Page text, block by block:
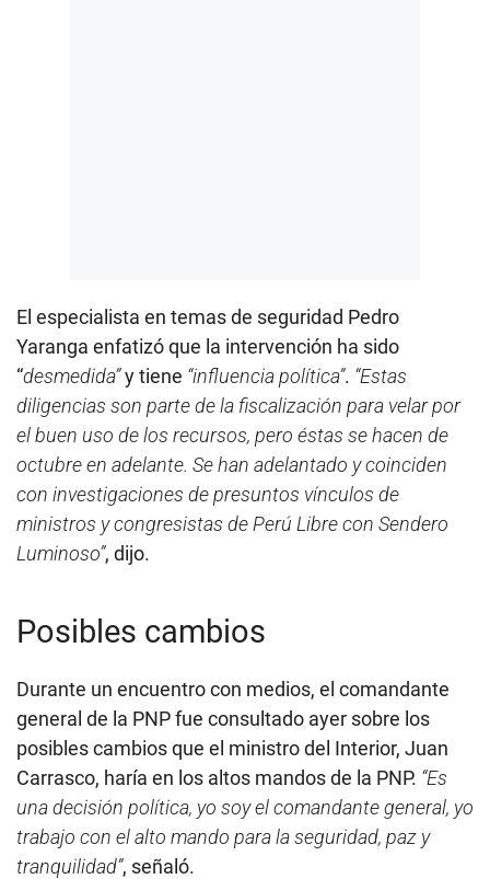
El especialista en temas de seguridad Pedro
Yaranga enfatizó que la intervención ha sido
“desmedida”y tiene “influencia política”. “Estas
diligencias son parte de la fiscalización para velar por
el buen uso de los recursos, pero éstas se hacen de
octubre en adelante. Se han adelantado y coinciden
con investigaciones de presuntos vínculos de
ministros y congresistas de Perú Libre con Sendero
Luminoso”, dijo.
Posibles cambios
Durante un encuentro con medios, el comandante
general de la PNP fue consultado ayer sobre los
posibles cambios que el ministro del Interior, Juan
Carrasco, haría en los altos mandos de la PNP. “Es
una decisión política, yo soy el comandante general, yo
trabajo con el alto mando para la seguridad, paz y
tranquilidad”, señaló.